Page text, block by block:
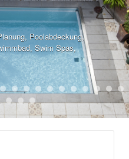
, Poolabdeckung,
, Swim Spas,